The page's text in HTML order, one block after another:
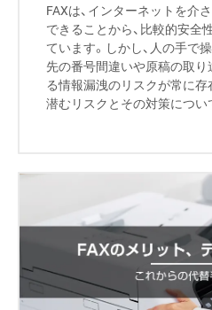
FAXは、インターネットを介
できることから、比較的安全
ています。しかし、人の手で
先の番号間違いや原稿の取り
る情報漏洩のリスクが常に存
潜むリスクとその対策につい